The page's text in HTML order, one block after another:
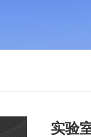
实验